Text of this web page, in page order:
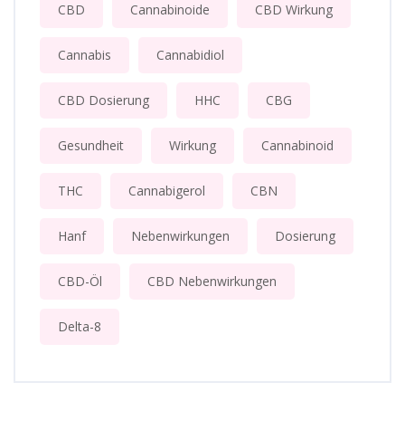
CBD Cannabinoide CBD Wirkung
Cannabis Cannabidiol
CBD Dosierung HHC CBG
Gesundheit Wirkung Cannabinoid
THC Cannabigerol CBN
Hanf Nebenwirkungen Dosierung
CBD-Öl CBD Nebenwirkungen
Delta-8